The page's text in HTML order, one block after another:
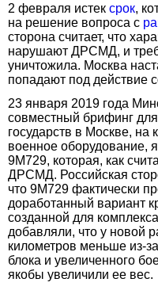
2 февраля истек срок,
на решение вопроса с
сторона считает, что
нарушают ДРСМД, и
уничтожила. Москва
попадают под действие
23 января 2019 года
совместный брифинг
государств в Москве, на
военное оборудование,
9М729, которая, как
ДРСМД. Российская
что 9М729 фактически
доработанный вариант
созданной для
добавляли, что у новой
километров меньше из-
блока и увеличенного
якобы увеличили ее вес.